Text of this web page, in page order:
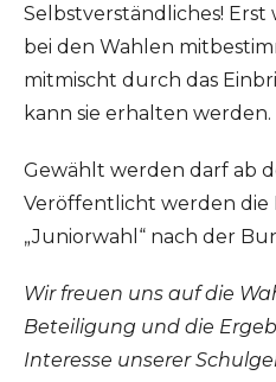
Selbstverständliches!
bei den Wahlen
mitmischt durch das
kann sie erhalten werden.
Gewählt werden darf ab
Veröffentlicht werden die
„Juniorwahl“ nach der
Wir freuen uns auf die
Beteiligung und die
Interesse unserer